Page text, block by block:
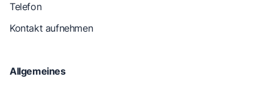
Telefon
Kontakt aufnehmen
Allgemeines